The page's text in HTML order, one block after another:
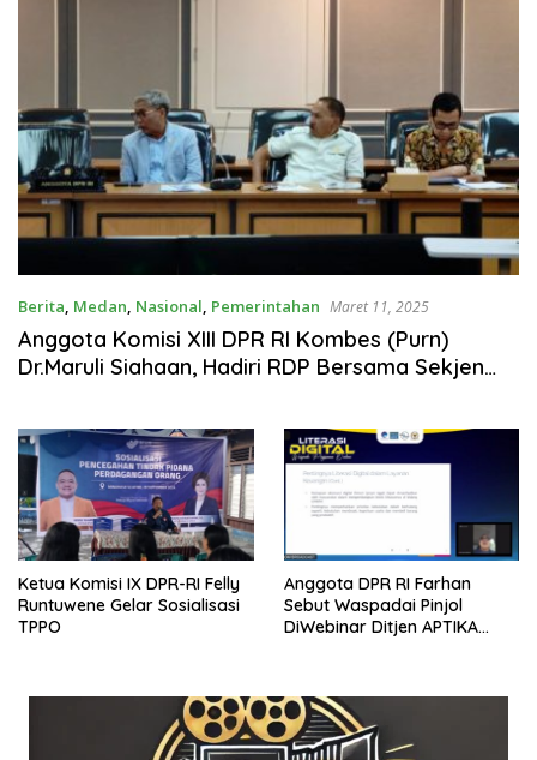
Berita, Medan, Nasional, Pemerintahan Maret 11, 2025
Anggota Komisi XIII DPR RI Kombes (Purn)
Dr.Maruli Siahaan, Hadiri RDP Bersama Sekjen
Ketua Komisi IX DPR-RI Felly
Runtuwene Gelar Sosialisasi
TPPO
Anggota DPR RI Farhan
Sebut Waspadai Pinjol
DiWebinar Ditjen APTIKA